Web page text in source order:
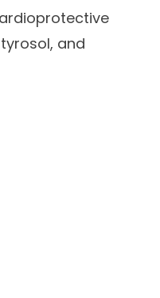
and